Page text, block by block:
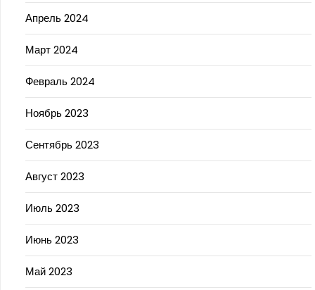
Апрель 2024
Март 2024
Февраль 2024
Ноябрь 2023
Сентябрь 2023
Август 2023
Июль 2023
Июнь 2023
Май 2023